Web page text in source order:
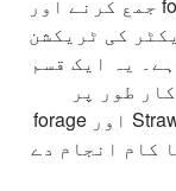
کی ٹریکشن
یہ ایک قسم
طور پر
گندم، چاول، گندم، کپاس اور دیگر Straw اور forage
کام انجام دے